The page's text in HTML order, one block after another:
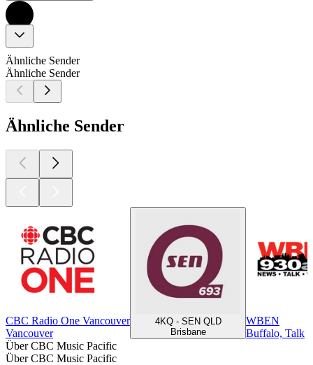
Ähnliche Sender
Ähnliche Sender
Ähnliche Sender
CBC Radio One Vancouver
Vancouver
4KQ - SEN QLD
Brisbane
WBEN
Buffalo, Talk
Über CBC Music Pacific
Über CBC Music Pacific